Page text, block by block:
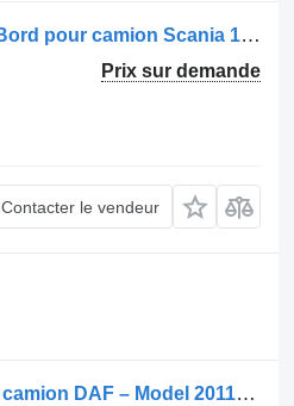
Commutateur de colonne de direction Comutator Computer de Bord pour camion Scania 1724926/1502027
Prix sur demande
Contacter le vendeur
Commutateur de colonne de direction Comutator Retarder pour camion DAF – Model 2011540-12